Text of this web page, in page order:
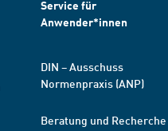
Service für
Anwender*innen
DIN – Ausschuss
Normenpraxis (ANP)
Beratung und Recherche